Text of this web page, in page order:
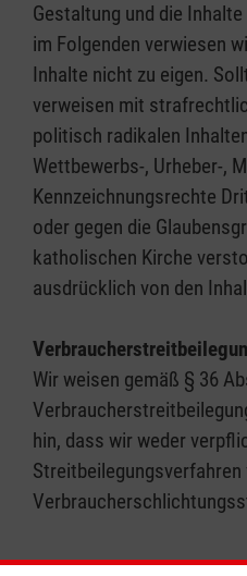
Gestaltung und die
im Folgenden verwiesen
Inhalte nicht zu eigen.
verweisen mit
politisch radikalen
Wettbewerbs-, Urheber-,
Kennzeichnungsrechte
oder gegen die
katholischen Kirche
ausdrücklich von den
Wir weisen gemäß § 36
hin, dass wir weder
Streitbeilegungsverfahren